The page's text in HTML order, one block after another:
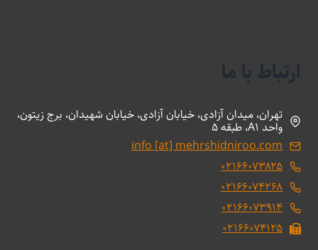
ارتباط با ما
تهران، میدان آزادی، خیابان آزادی، خیابان شهیدان، برج زیتون،
واحد A1، طبقه 5
info [at] mehrshidniroo.com
۰۲۱۶۶۰۷۳۸۲۵
۰۲۱۶۶۰۷۴۲۶۸
۰۲۱۶۶۰۷۳۹۱۴
۰۲۱۶۶۰۷۴۱۲۵